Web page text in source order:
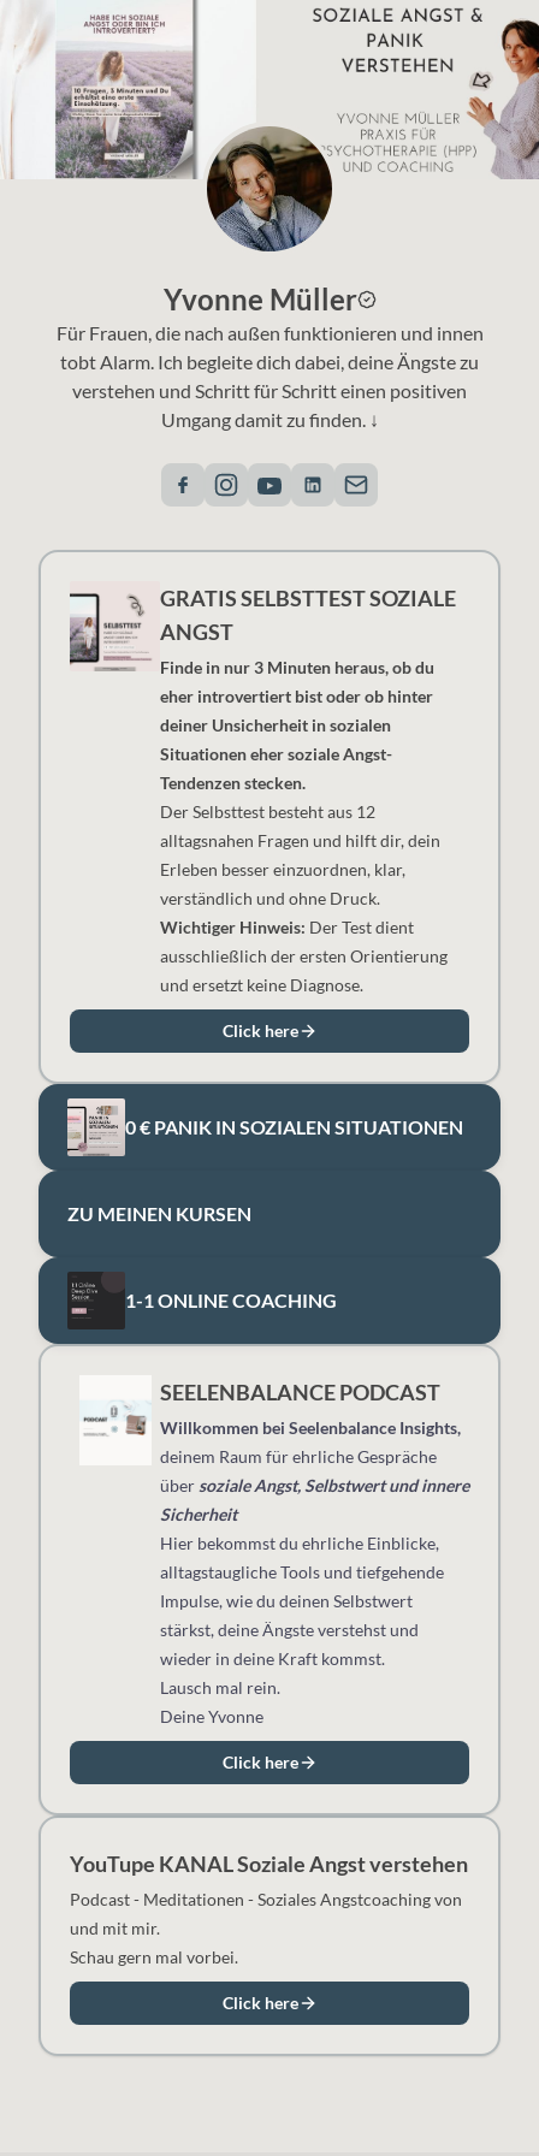
Yvonne Müller
Für Frauen, die nach außen funktionieren und innen
tobt Alarm. Ich begleite dich dabei, deine Ängste zu
verstehen und Schritt für Schritt einen positiven
Umgang damit zu finden. ↓
GRATIS SELBSTTEST SOZIALE
ANGST
Finde in nur 3 Minuten heraus, ob du
eher introvertiert bist oder ob hinter
deiner Unsicherheit in sozialen
Situationen eher soziale Angst-
Tendenzen stecken.
Der Selbsttest besteht aus 12
alltagsnahen Fragen und hilft dir, dein
Erleben besser einzuordnen, klar,
verständlich und ohne Druck.
Wichtiger Hinweis: Der Test dient
ausschließlich der ersten Orientierung
und ersetzt keine Diagnose.
Click here
0 € PANIK IN SOZIALEN SITUATIONEN
ZU MEINEN KURSEN
1-1 ONLINE COACHING
SEELENBALANCE PODCAST
Willkommen bei Seelenbalance Insights,
deinem Raum für ehrliche Gespräche
über soziale Angst, Selbstwert und innere
Sicherheit
Hier bekommst du ehrliche Einblicke,
alltagstaugliche Tools und tiefgehende
Impulse, wie du deinen Selbstwert
stärkst, deine Ängste verstehst und
wieder in deine Kraft kommst.
Lausch mal rein.
Deine Yvonne
Click here
YouTupe KANAL Soziale Angst verstehen
Podcast - Meditationen - Soziales Angstcoaching von
und mit mir.
Schau gern mal vorbei.
Click here